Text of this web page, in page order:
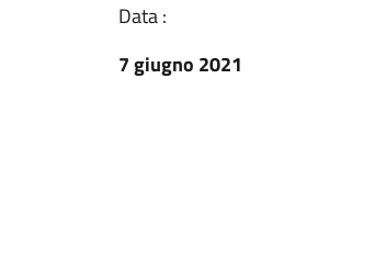
Data :
7 giugno 2021